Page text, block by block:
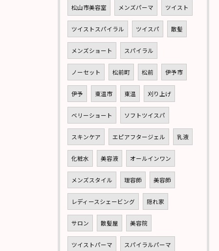
松山市美容室 メンズパーマ ツイスト
ツイストスパイラル ツイスパ 散髪
メンズショート スパイラル
ノーセット 松前町 松前 伊予市
伊予 東温市 東温 刈り上げ
ベリーショート ソフトツイスパ
スキンケア エピアフタージェル 乳液
化粧水 美容液 オールインワン
メンズスタイル 理容師 美容師
レディースシェービング 隠れ家
サロン 散髪屋 美容院
ツイストパーマ スパイラルパーマ